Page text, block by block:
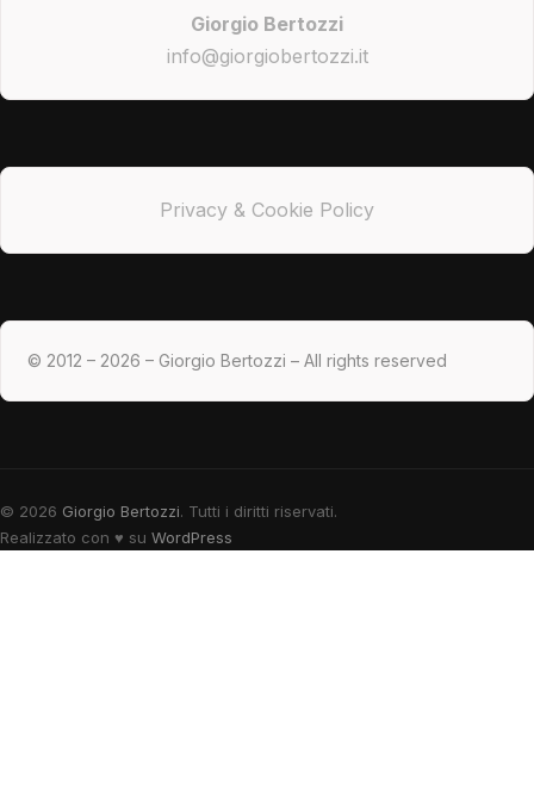
Giorgio Bertozzi
info@giorgiobertozzi.it
Privacy & Cookie Policy
© 2012 – 2026 – Giorgio Bertozzi – All rights reserved
© 2026 Giorgio Bertozzi. Tutti i diritti riservati.
Realizzato con ♥ su WordPress